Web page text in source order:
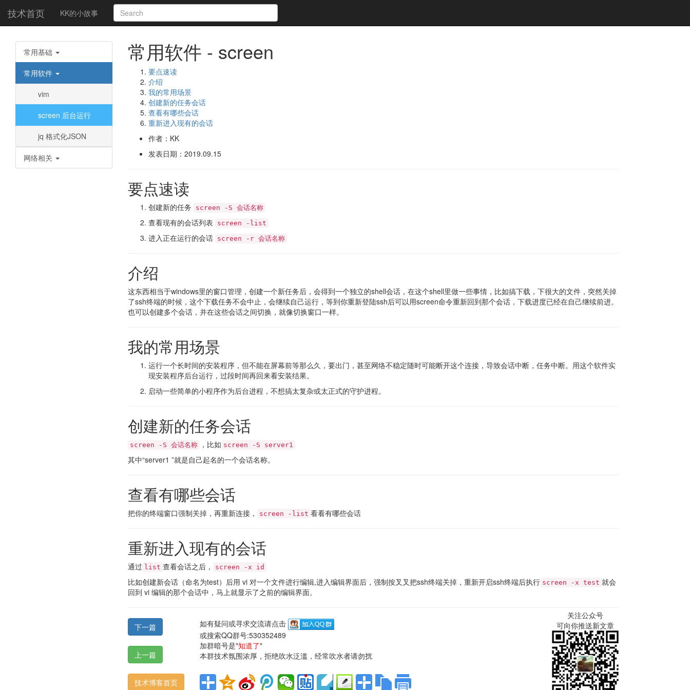
技术首页 KK的小故事
常用基础
常用软件
vim
screen 后台运行
jq 格式化JSON
网络相关
常用软件 - screen
要点速读
介绍
我的常用场景
创建新的任务会话
查看有哪些会话
重新进入现有的会话
作者：KK
发表日期：2019.09.15
要点速读
创建新的任务 screen -S 会话名称
查看现有的会话列表 screen -list
进入正在运行的会话 screen -r 会话名称
介绍
这东西相当于windows里的窗口管理，创建一个新任务后，会得到一个独立的shell会话，在这个shell里做一些事情，比如搞下载，下很大的文件，突然关掉
了ssh终端的时候，这个下载任务不会中止，会继续自己运行，等到你重新登陆ssh后可以用screen命令重新回到那个会话，下载进度已经在自己继续前进。
也可以创建多个会话，并在这些会话之间切换，就像切换窗口一样。
我的常用场景
运行一个长时间的安装程序，但不能在屏幕前等那么久，要出门，甚至网络不稳定随时可能断开这个连接，导致会话中断，任务中断。用这个软件实
现安装程序后台运行，过段时间再回来看安装结果。
启动一些简单的小程序作为后台进程，不想搞太复杂或太正式的守护进程。
创建新的任务会话
screen -S 会话名称 ，比如 screen -S server1
其中“server1 ”就是自己起名的一个会话名称。
查看有哪些会话
把你的终端窗口强制关掉，再重新连接， screen -list 看看有哪些会话
重新进入现有的会话
通过 list 查看会话之后， screen -x id
比如创建新会话（命名为test）后用 vi 对一个文件进行编辑,进入编辑界面后，强制按叉叉把ssh终端关掉，重新开启ssh终端后执行 screen -x test 就会
回到 vi 编辑的那个会话中，马上就显示了之前的编辑界面。
下一篇
上一篇
技术博客首页
如有疑问或寻求交流请点击
或搜索QQ群号:530352489
加群暗号是"知道了"
本群技术氛围浓厚，拒绝吹水泛滥，经常吹水者请勿扰
关注公众号
可向你推送新文章